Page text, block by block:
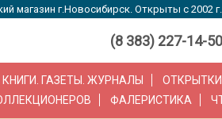
магазин г.Новосибирск. Открыты с 2002
(8 383) 227-14-
КНИГИ. ГАЗЕТЫ. ЖУРНАЛЫ ОТКРЫТКИ
ФАЛЕРИСТИКА